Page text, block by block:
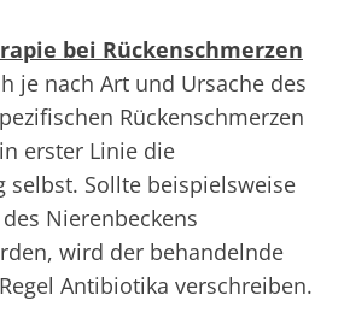
bei Rückenschmerzen
je nach Art und Ursache des
Rückenschmerzen
erster Linie die
selbst. Sollte beispielsweise
Nierenbeckens
wird der behandelnde
Antibiotika verschreiben.